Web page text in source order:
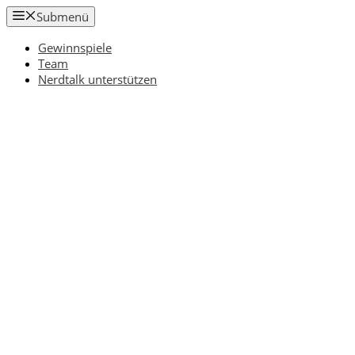
Zum
Inhalt
springen
Submenü
Gewinnspiele
Team
Nerdtalk unterstützen